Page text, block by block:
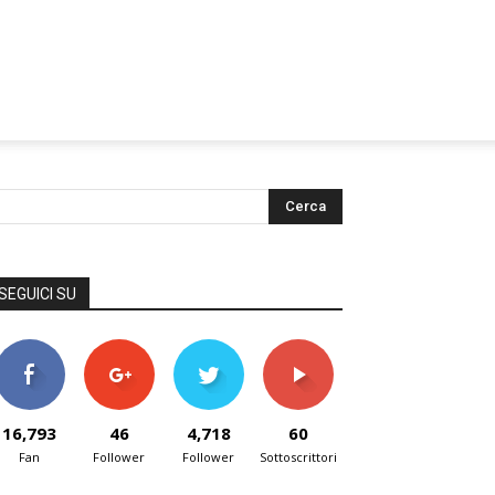
SU
16,793
Fan
46
Follower
4,718
Follower
60
Sottoscrittori